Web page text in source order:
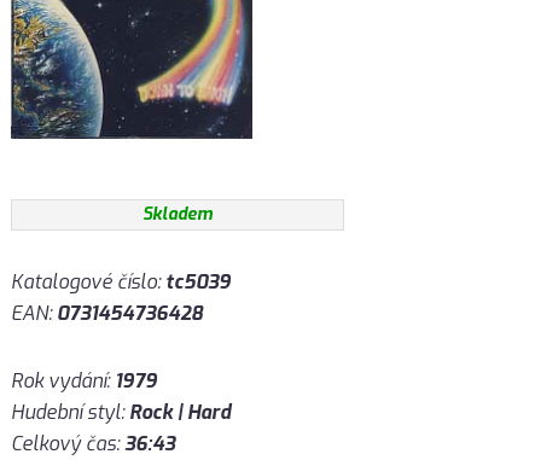
Skladem
Katalogové číslo:tc5039
EAN:0731454736428
Rok vydání: 1979
Hudební styl:Rock | Hard
Celkový čas:36:43